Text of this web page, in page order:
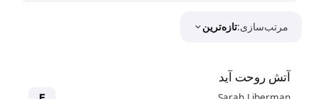
مرتب‌سازی:تازه‌ترین
آتش روحت آید